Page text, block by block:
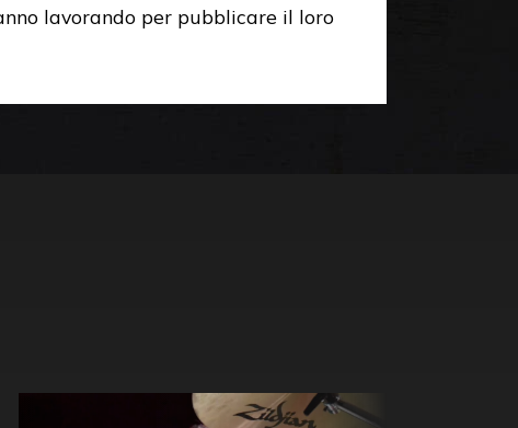
lavorando per pubblicare il loro